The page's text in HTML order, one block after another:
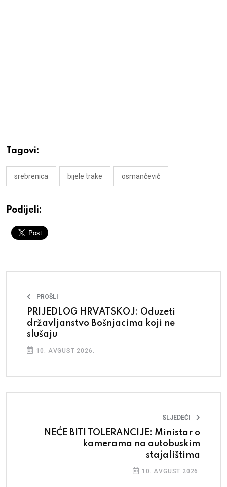
Tagovi:
srebrenica bijele trake osmančević
Podijeli:
PROŠLI
PRIJEDLOG HRVATSKOJ: Oduzeti
državljanstvo Bošnjacima koji ne
slušaju
10. AVGUST 2026.
SLJEDEĆI
NEĆE BITI TOLERANCIJE: Ministar o
kamerama na autobuskim
stajalištima
10. AVGUST 2026.